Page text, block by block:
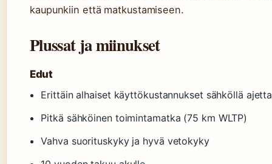
kaupunkiin että matkustamiseen.
Plussat ja miinukset
Edut
Erittäin alhaiset käyttökustannukset sähköllä
Pitkä sähköinen toimintamatka (75 km WLTP)
Vahva suorituskyky ja hyvä vetokyky